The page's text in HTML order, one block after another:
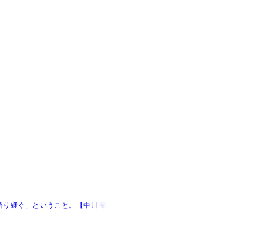
継ぐ」ということ。【中川 敬×早見和真 後編】